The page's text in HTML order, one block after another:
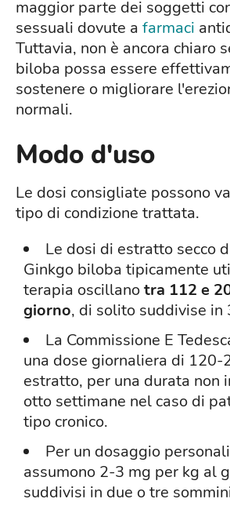
maggior parte dei soggetti
sessuali dovute a farmaci
Tuttavia, non è ancora chiaro
biloba possa essere
sostenere o migliorare
normali.
Modo d'uso
Le dosi consigliate possono
tipo di condizione trattata.
Le dosi di estratto secco
Ginkgo biloba tipicamente
terapia oscillanotra 112 e
giorno, di solito suddivise in
La Commissione E
una dose giornaliera di 120-
estratto, per una durata non
otto settimane nel caso di
tipo cronico.
Per un dosaggio
assumono 2-3 mg per kg al
suddivisi in due o tre